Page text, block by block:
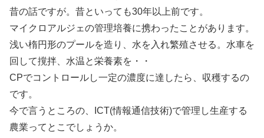
昔の話ですが。昔といっても30年以上前です。
マイクロアルジェの管理培養に携わったことがあります。
浅い楕円形のプールを造り、水を入れ繁殖させる。水車を
回して撹拌、水温と栄養素を・・
CPでコントロールし一定の濃度に達したら、収穫するの
です。
今で言うところの、ICT(情報通信技術)で管理し生産する
農業ってとこでしょうか。